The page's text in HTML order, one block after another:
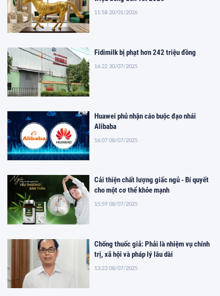
11:58 20/01/2026
Fidimilk bị phạt hơn 242 triệu đồng
16:22 30/07/2025
Huawei phủ nhận cáo buộc đạo nhái
Alibaba
16:07 08/07/2025
Cải thiện chất lượng giấc ngủ - Bí quyết
cho một cơ thể khỏe mạnh
15:59 08/07/2025
Chống thuốc giả: Phải là nhiệm vụ chính
trị, xã hội và pháp lý lâu dài
13:23 08/07/2025